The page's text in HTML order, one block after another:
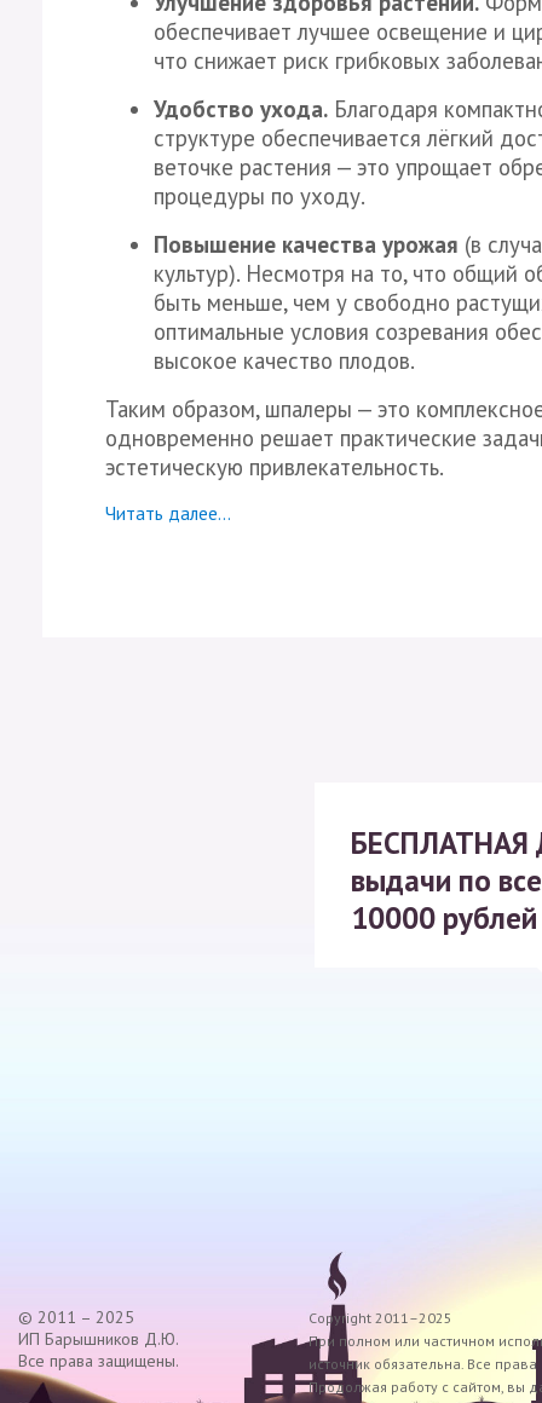
обеспечивает лучшее освещение и
что снижает риск грибковых
Удобство ухода. Благодаря
структуре обеспечивается лёгкий
веточке растения — это упрощает
процедуры по уходу.
Повышение качества урожая (в
культур). Несмотря на то, что общий
быть меньше, чем у свободно
оптимальные условия созревания
высокое качество плодов.
Таким образом, шпалеры — это
одновременно решает практические
эстетическую привлекательность.
Читать далее...
БЕСПЛАТНАЯ
выдачи по
10000 рублей
© 2011 – 2025
ИП Барышников Д.Ю.
Все права защищены.
Copyright 2011–2025
При полном или частичном
источник обязательна. Все
Продолжая работу с сайтом, вы